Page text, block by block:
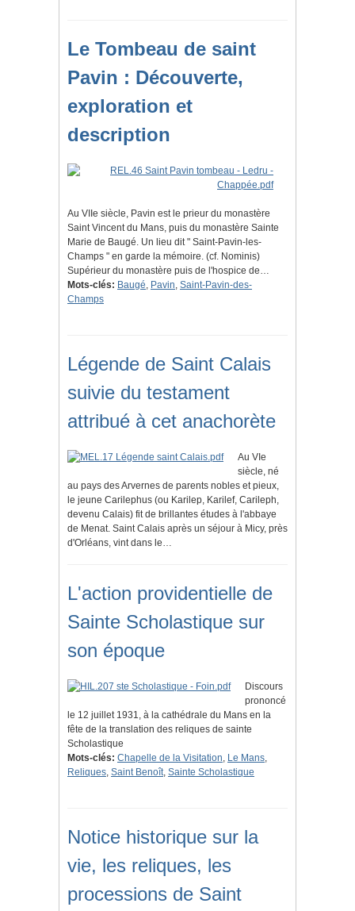
Le Tombeau de saint
Pavin : Découverte,
exploration et
description
Au VIIe siècle, Pavin est le prieur du monastère
Saint Vincent du Mans, puis du monastère Sainte
Marie de Baugé. Un lieu dit " Saint-Pavin-les-
Champs " en garde la mémoire. (cf. Nominis)
Supérieur du monastère puis de l'hospice de…
Mots-clés: Baugé, Pavin, Saint-Pavin-des-
Champs
Légende de Saint Calais
suivie du testament
attribué à cet anachorète
Au VIe
siècle, né
au pays des Arvernes de parents nobles et pieux,
le jeune Carilephus (ou Karilep, Karilef, Carileph,
devenu Calais) fit de brillantes études à l'abbaye
de Menat. Saint Calais après un séjour à Micy, près
d'Orléans, vint dans le…
L'action providentielle de
Sainte Scholastique sur
son époque
Discours
prononcé
le 12 juillet 1931, à la cathédrale du Mans en la
fête de la translation des reliques de sainte
Scholastique
Mots-clés: Chapelle de la Visitation, Le Mans,
Reliques, Saint Benoît, Sainte Scholastique
Notice historique sur la
vie, les reliques, les
processions de Saint